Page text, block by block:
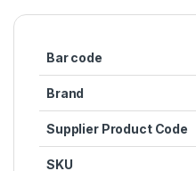
Bar code
Brand
Supplier Product Code
SKU